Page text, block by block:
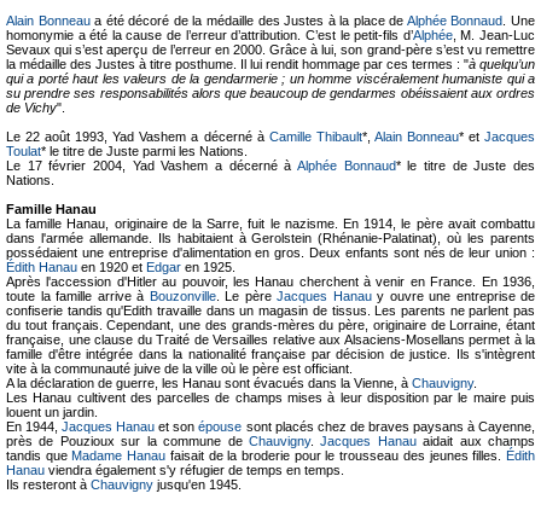
Alain Bonneaua été décoré de la médaille des Justes à la place de Alphée Bonnaud . Une
homonymie a été la cause de l’erreur d’attribution. C’est le petit-fils d’Alphée, M. Jean-Luc
Sevaux qui s’est aperçu de l’erreur en 2000. Grâce à lui, son grand-père s’est vu remettre
la médaille des Justes à titre posthume. Il lui rendit hommage par ces termes : "à quelqu’un
qui a porté haut les valeurs de la gendarmerie ; un homme viscéralement humaniste qui a
su prendre ses responsabilités alors que beaucoup de gendarmes obéissaient aux ordres
de Vichy".
Le 22 août 1993, Yad Vashem a décerné à Camille Thibault*, Alain Bonneau* etJacques
Toulat* le titre de Juste parmi les Nations.
Le 17 février 2004, Yad Vashem a décerné à Alphée Bonnaud* le titre de Juste des
Nations.
Famille Hanau
La famille Hanau, originaire de la Sarre, fuit le nazisme. En 1914, le père avait combattu
dans l'armée allemande. Ils habitaient à Gerolstein (Rhénanie-Palatinat), où les parents
possédaient une entreprise d'alimentation en gros. Deux enfants sont nés de leur union :
Édith Hanau en 1920 et Edgar en 1925.
Après l'accession d'Hitler au pouvoir, les Hanau cherchent à venir en France. En 1936,
toute la famille arrive à Bouzonville. Le père Jacques Hanauy ouvre une entreprise de
confiserie tandis qu'Edith travaille dans un magasin de tissus. Les parents ne parlent pas
du tout français. Cependant, une des grands-mères du père, originaire de Lorraine, étant
française, une clause du Traité de Versailles relative aux Alsaciens-Mosellans permet à la
famille d'être intégrée dans la nationalité française par décision de justice. Ils s'intègrent
vite à la communauté juive de la ville où le père est officiant.
A la déclaration de guerre, les Hanau sont évacués dans la Vienne, à Chauvigny.
Les Hanau cultivent des parcelles de champs mises à leur disposition par le maire puis
louent un jardin.
En 1944,Jacques Hanau et sonépouse sont placés chez de braves paysans à Cayenne,
près de Pouzioux sur la commune de Chauvigny.Jacques Hanauaidait aux champs
tandis queMadame Hanau faisait de la broderie pour le trousseau des jeunes filles.Édith
Hanau viendra également s'y réfugier de temps en temps.
Ils resteront à Chauvigny jusqu'en 1945.